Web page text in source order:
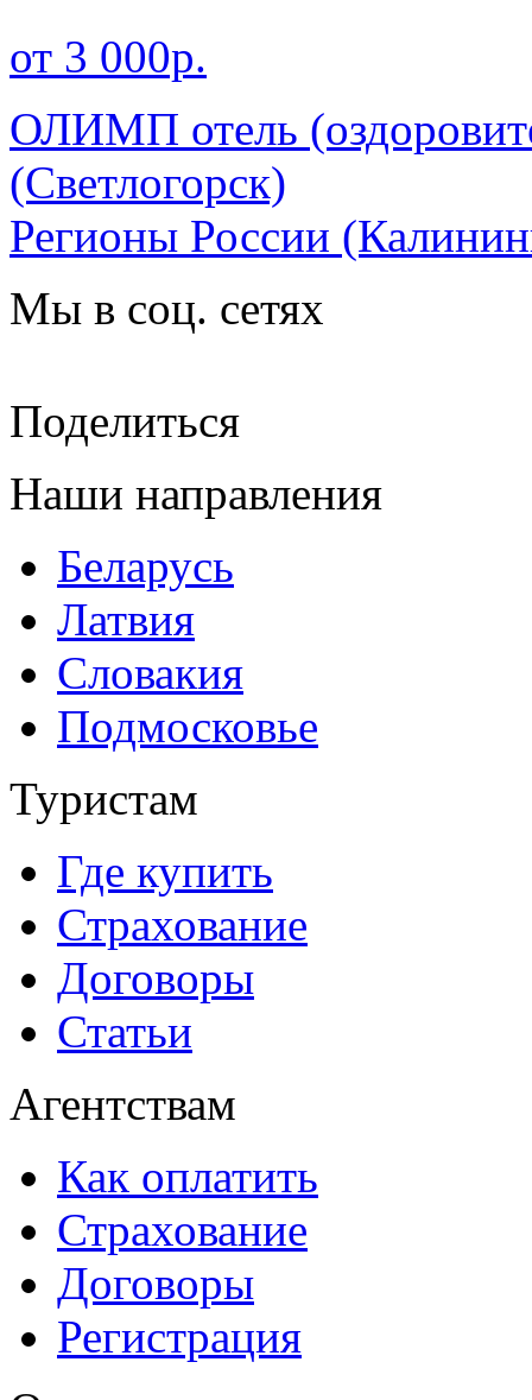
от 3 000р.
ОЛИМП отель
(Светлогорск)
Регионы России
Мы в соц. сетях
Поделиться
Наши направления
Беларусь
Латвия
Словакия
Подмосковье
Туристам
Где купить
Страхование
Договоры
Статьи
Агентствам
Как оплатить
Страхование
Договоры
Регистрация